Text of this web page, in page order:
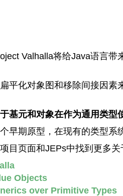
Valhalla将给Java语言带
平化对象图和移除间接因素
基元和对象在作为通用类型
早期原型，在现有的类型系
目页面和JEPs中找到更多
Objects
over Primitive Types